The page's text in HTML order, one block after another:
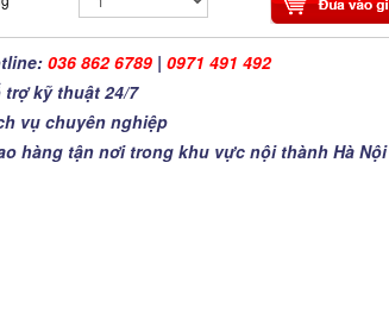
036 862 6789 |0971 491 492
trợ kỹ thuật 24/7
vụ chuyên nghiệp
hàng tận nơi trong khu vực nội thành Hà Nội